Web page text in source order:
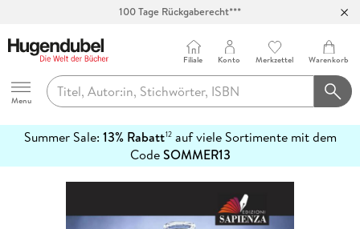
100 Tage Rückgaberecht***
Hugendubel
Menu
Filiale Konto Merkzettel Warenkorb
Summer Sale: 13% Rabatt12auf viele Sortimente mit dem
CodeSOMMER13
erfahren